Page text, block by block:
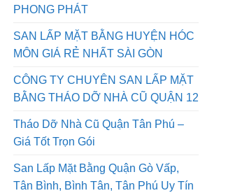
ĐẬP PHÁ THÁO DỠ NHÀ CŨ
QUẬN 9 GIÁ RẺ NHẤT SÀI GÒN AN
PHONG PHÁT
SAN LẤP MẶT BẰNG HUYỆN HÓC
MÔN GIÁ RẺ NHẤT SÀI GÒN
CÔNG TY CHUYÊN SAN LẤP MẶT
BẰNG THÁO DỠ NHÀ CŨ QUẬN 12
Tháo Dỡ Nhà Cũ Quận Tân Phú –
Giá Tốt Trọn Gói